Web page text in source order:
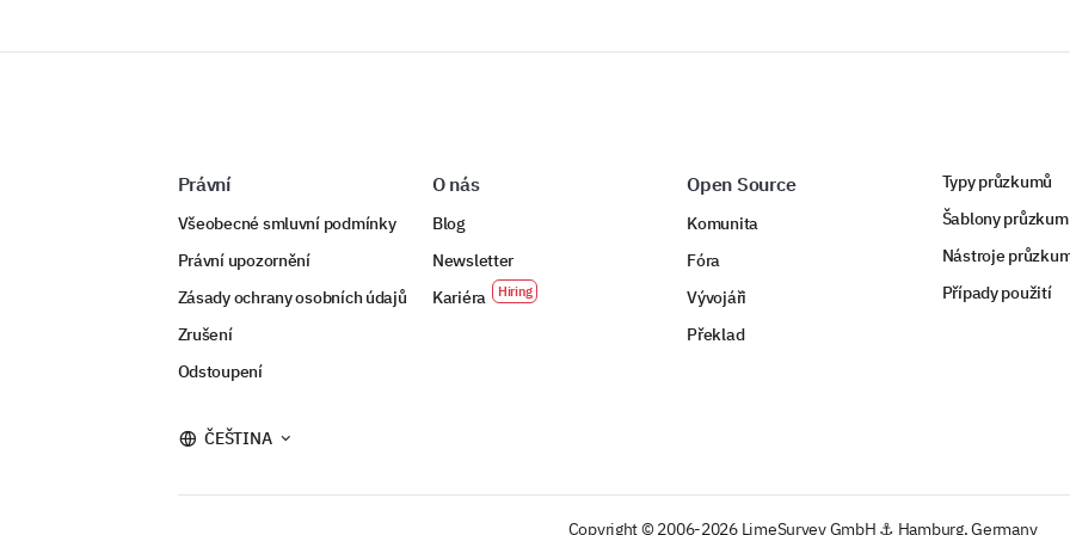
Právní
Všeobecné smluvní podmínky
Právní upozornění
Zásady ochrany osobních údajů
Zrušení
Odstoupení
O nás
Blog
Newsletter
Kariéra
Open Source
Komunita
Fóra
Vývojáři
Překlad
Typy průzkumů
Šablony
Nástroje
Případy použití
ČEŠTINA
Copyright © 2006-2026 LimeSurvey GmbH ⚓ Hamburg, Germany